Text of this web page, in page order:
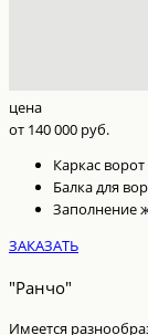
цена
от 140 000 руб.
Каркас
Балка для
Заполнение
ЗАКАЗАТЬ
"Ранчо"
Имеется